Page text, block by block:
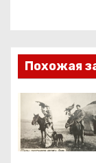
и
г
а
ц
Похожая